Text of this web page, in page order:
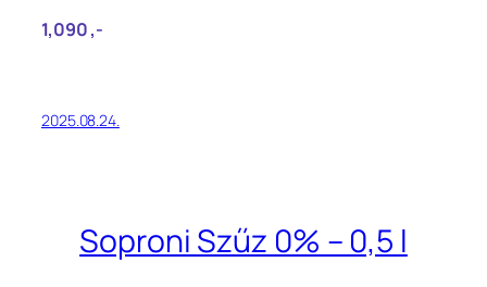
1,090‎ ,-
2025.08.24.
Soproni Szűz 0% – 0,5 l